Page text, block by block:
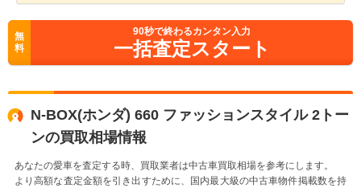
無
料
90秒で終わるカンタン入力
一括査定スタート
N-BOX(ホンダ) 660 ファッションスタイル 2トー
ンの買取相場情報
あなたの愛車を査定する時、買取業者は中古車買取相場を参考にします。
より高額な査定金額を引き出すために、国内最大級の中古車物件掲載数を持